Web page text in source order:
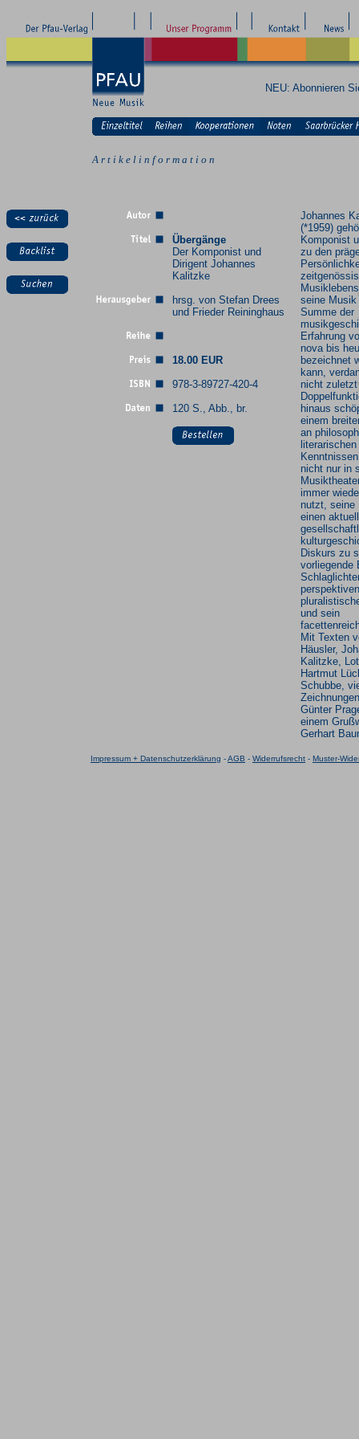
NEU: Abonnieren
A r t i k e l i n f o r m a t i o n
Übergänge
Der Komponist und
Dirigent Johannes
Kalitzke
hrsg. von Stefan Drees
und Frieder Reininghaus
18.00 EUR
978-3-89727-420-4
120 S., Abb., br.
Johannes
(*1959)
Komponist
zu den
seine
Summe der
Erfahrung
nova bis
bezeichnet
kann,
nicht
hinaus
einem
an
literarischen
nicht nur in
immer
nutzt, seine
einen
Diskurs zu
vorliegende
und sein
Mit Texten
Häusler,
Kalitzke,
Hartmut
Schubbe,
Günter
einem
Gerhart
Impressum + Datenschutzerklärung -AGB - Widerrufsrecht - Muster-